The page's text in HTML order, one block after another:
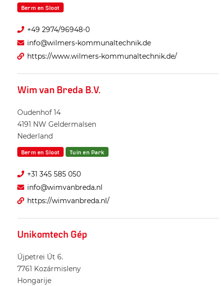
Berm en Sloot
+49 2974/96948-0
info@wilmers-kommunaltechnik.de
https://www.wilmers-kommunaltechnik.de/
Wim van Breda B.V.
Oudenhof 14
4191 NW Geldermalsen
Nederland
Berm en Sloot Tuin en Park
+31 345 585 050
info@wimvanbreda.nl
https://wimvanbreda.nl/
Unikomtech Gép
Újpetrei Út 6.
7761 Kozármisleny
Hongarije